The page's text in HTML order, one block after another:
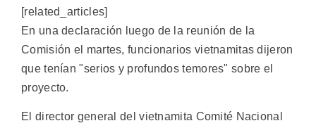
[related_articles]
En una declaración luego de la reunión de la
Comisión el martes, funcionarios vietnamitas dijeron
que tenían "serios y profundos temores" sobre el
proyecto.
El director general del vietnamita Comité Nacional